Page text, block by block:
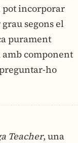
pot incorporar
segons el
purament
component
ho
Teacher, una